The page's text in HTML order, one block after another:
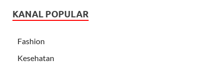
KANAL POPULAR
Fashion
Kesehatan